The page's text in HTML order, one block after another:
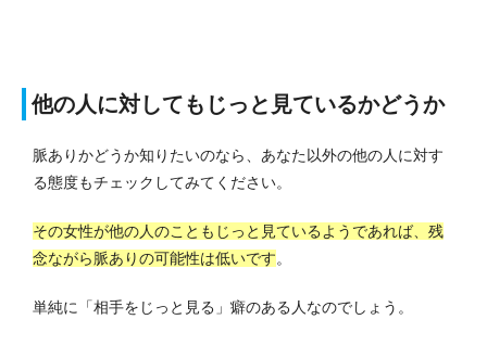
他の人に対してもじっと見ているかどうか
脈ありかどうか知りたいのなら、あなた以外の他の人に対す
る態度もチェックしてみてください。
その女性が他の人のこともじっと見ているようであれば、残
念ながら脈ありの可能性は低いです。
単純に「相手をじっと見る」癖のある人なのでしょう。